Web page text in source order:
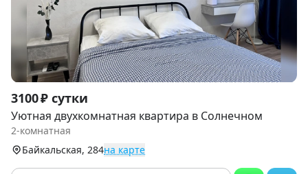
Item
1
of
9
3100 ₽ сутки
Уютная двухкомнатная квартира в Солнечном
2-комнатная
Байкальская, 284на карте